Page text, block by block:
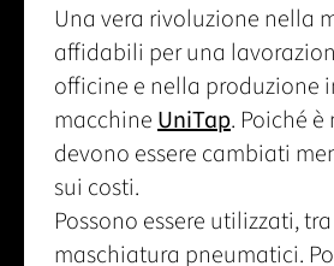
Una vera rivoluzione nella
affidabili per una
officine e nella produzione
macchineUniTap. Poiché
devono essere cambiati
sui costi.
Possono essere utilizzati,
maschiatura pneumatici.